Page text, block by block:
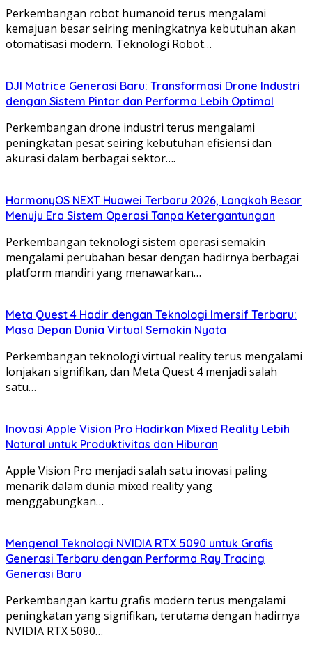
Perkembangan robot humanoid terus mengalami
kemajuan besar seiring meningkatnya kebutuhan akan
otomatisasi modern. Teknologi Robot…
DJI Matrice Generasi Baru: Transformasi Drone Industri
dengan Sistem Pintar dan Performa Lebih Optimal
Perkembangan drone industri terus mengalami
peningkatan pesat seiring kebutuhan efisiensi dan
akurasi dalam berbagai sektor….
HarmonyOS NEXT Huawei Terbaru 2026, Langkah Besar
Menuju Era Sistem Operasi Tanpa Ketergantungan
Perkembangan teknologi sistem operasi semakin
mengalami perubahan besar dengan hadirnya berbagai
platform mandiri yang menawarkan…
Meta Quest 4 Hadir dengan Teknologi Imersif Terbaru:
Masa Depan Dunia Virtual Semakin Nyata
Perkembangan teknologi virtual reality terus mengalami
lonjakan signifikan, dan Meta Quest 4 menjadi salah
satu…
Inovasi Apple Vision Pro Hadirkan Mixed Reality Lebih
Natural untuk Produktivitas dan Hiburan
Apple Vision Pro menjadi salah satu inovasi paling
menarik dalam dunia mixed reality yang
menggabungkan…
Mengenal Teknologi NVIDIA RTX 5090 untuk Grafis
Generasi Terbaru dengan Performa Ray Tracing
Generasi Baru
Perkembangan kartu grafis modern terus mengalami
peningkatan yang signifikan, terutama dengan hadirnya
NVIDIA RTX 5090…